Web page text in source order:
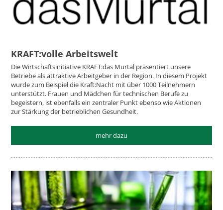
KRAFT:volle Arbeitswelt
Die Wirtschaftsinitiative KRAFT:das Murtal präsentiert unsere
Betriebe als attraktive Arbeitgeber in der Region. In diesem Projekt
wurde zum Beispiel die Kraft:Nacht mit über 1000 Teilnehmern
unterstützt. Frauen und Mädchen für technischen Berufe zu
begeistern, ist ebenfalls ein zentraler Punkt ebenso wie Aktionen
zur Stärkung der betrieblichen Gesundheit.
mehr dazu